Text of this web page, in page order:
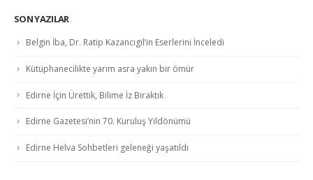
SON YAZILAR
Belgin İba, Dr. Ratip Kazancıgil’in Eserlerini İnceledi
Kütüphanecilikte yarım asra yakın bir ömür
Edirne İçin Ürettik, Bilime İz Bıraktık
Edirne Gazetesi’nin 70. Kuruluş Yıldönümü
Edirne Helva Sohbetleri geleneği yaşatıldı